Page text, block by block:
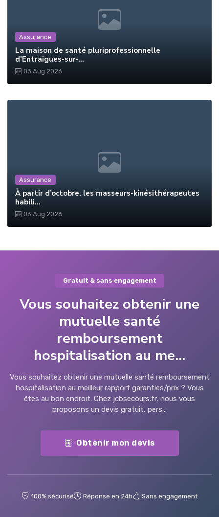
Assurance
La maison de santé pluriprofessionnelle
d’Entraigues-sur-...
03 Aug 2026
Assurance
À partir d’octobre, les masseurs-kinésithérapeutes
habili...
03 Aug 2026
Gratuit & sans engagement
Vous souhaitez obtenir une
mutuelle santé
remboursement
hospitalisation au me...
Vous souhaitez obtenir une mutuelle santé remboursement
hospitalisation au meilleur rapport garanties/prix ? Vous
êtes au bon endroit. Chez jcbsecours.fr, nous vous
proposons un devis gratuit, pers...
Obtenir mon devis
100% sécurisé Réponse en 24h Sans engagement